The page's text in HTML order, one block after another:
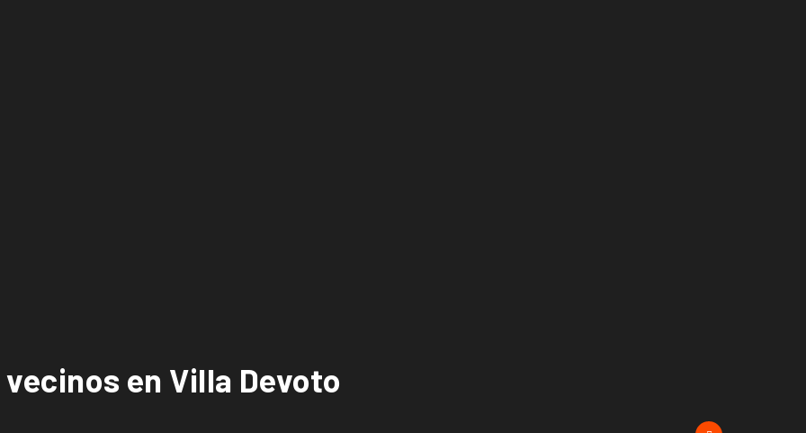
en Villa Devoto